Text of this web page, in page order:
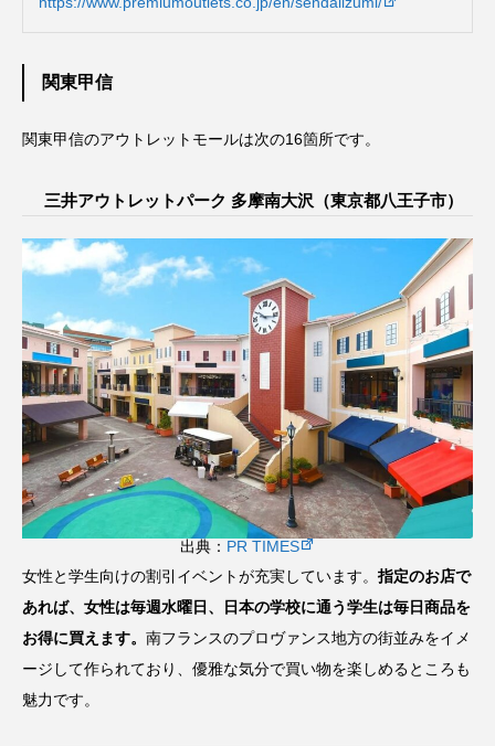
関東甲信
関東甲信のアウトレットモールは次の16箇所です。
三井アウトレットパーク 多摩南大沢（東京都八王子市）
出典： PR TIMES
女性と学生向けの割引イベントが充実しています。 指定のお店で
あれば、女性は毎週水曜日、日本の学校に通う学生は毎日商品を
お得に買えます。 南フランスのプロヴァンス地方の街並みをイメ
ージして作られており、優雅な気分で買い物を楽しめるところも
魅力です。